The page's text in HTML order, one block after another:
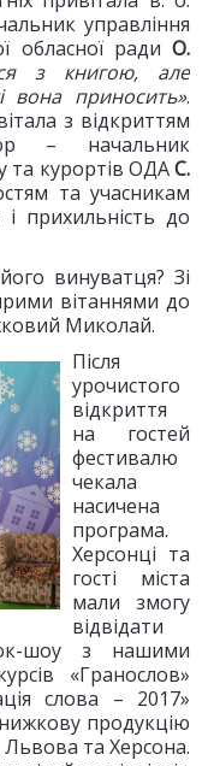
управління
обласної ради О.
з книгою, але
вона приносить».
з відкриттям
– начальник
та курортів ОДАС.
та учасникам
прихильність до
винуватця? Зі
вітаннями до
Миколай.
Після
урочистого
відкриття
на гостей
фестивалю
чекала
насичена
програма.
Херсонці та
гості міста
мали змогу
відвідати
шоу з нашими
«Гранослов»
слова – 2017»
продукцію
Львова та Херсона.